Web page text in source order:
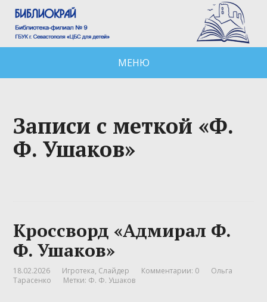
МЕНЮ
Записи с меткой «Ф.
Ф. Ушаков»
Кроссворд «Адмирал Ф.
Ф. Ушаков»
18.02.2026 Игротека, Слайдер Комментарии: 0
Ольга
Тарасенко
Метки: Ф. Ф. Ушаков